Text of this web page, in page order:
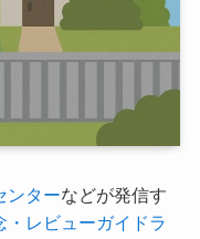
ンターなどが発信す
・レビューガイドラ